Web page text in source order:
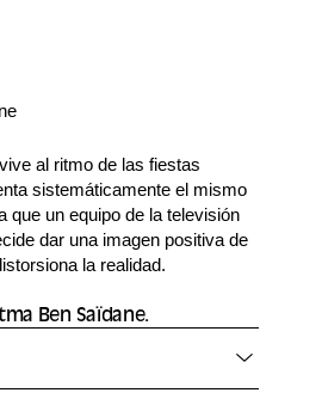
al ritmo de las fiestas
sistemáticamente el mismo
que un equipo de la televisión
dar una imagen positiva de
la realidad.
Ben Saïdane.